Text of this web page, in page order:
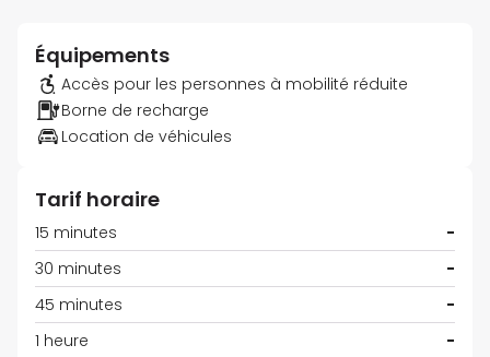
Équipements
Accès pour les personnes à mobilité réduite
Borne de recharge
Location de véhicules
Tarif horaire
15 minutes
-
30 minutes
-
45 minutes
-
1 heure
-